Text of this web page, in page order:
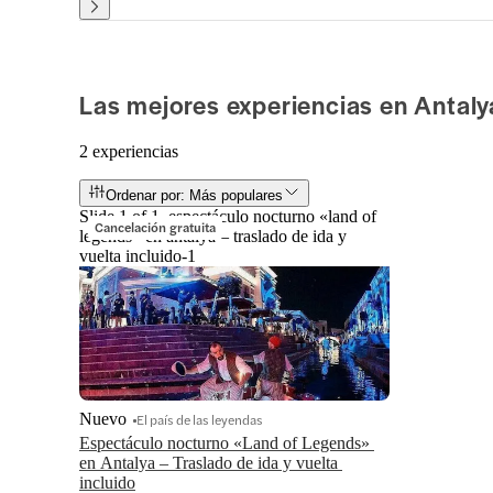
Las mejores experiencias en
2 experiencias
Ordenar por: Más populares
Cancelación gratuita
Slide 1 of 1, espectáculo nocturno «land of
legends» en antalya – traslado de ida y
vuelta incluido-1
Espectáculo nocturno «Land of Legends»
en Antalya – Traslado de ida y vuelta
incluido
Nuevo El país de las leyendas